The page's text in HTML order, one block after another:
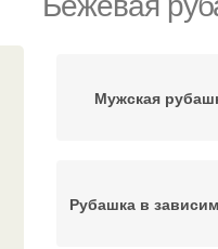
Мужская
Рубашка в